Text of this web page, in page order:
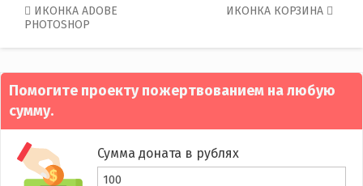
Post
ИКОНКА ADOBE
PHOTOSHOP
ИКОНКА КОРЗИНА
Помогите проекту пожертвованием на любую
сумму.
Сумма доната в рублях